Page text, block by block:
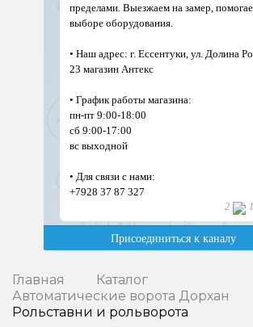
Главная
Каталог
Автоматические ворота Дорхан
Рольставни и рольворота